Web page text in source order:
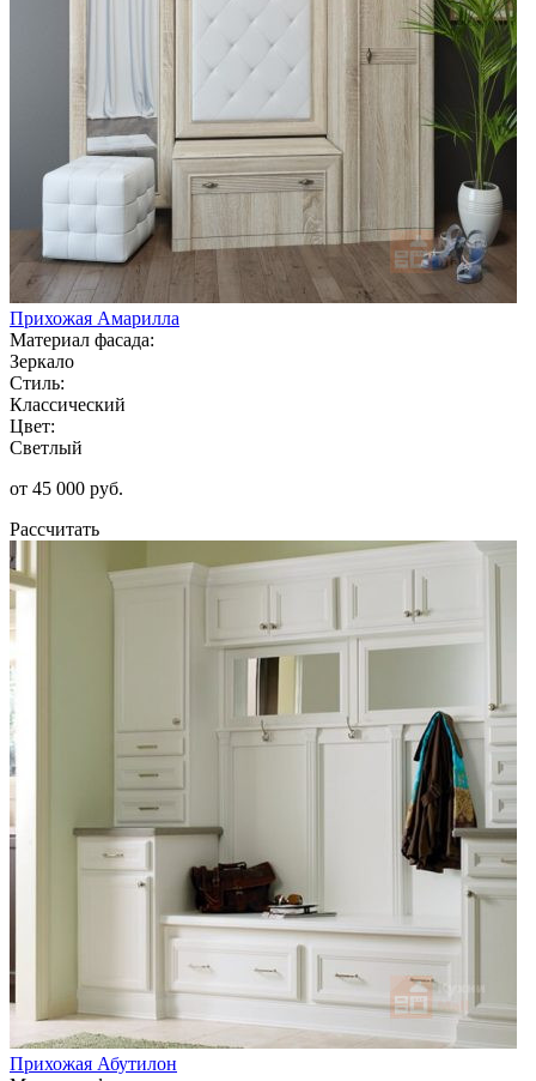
Прихожая Амарилла
Материал фасада:
Зеркало
Стиль:
Классический
Цвет:
Светлый
от 45 000 руб.
Рассчитать
Прихожая Абутилон